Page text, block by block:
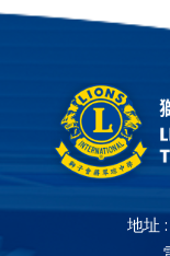
地址 :